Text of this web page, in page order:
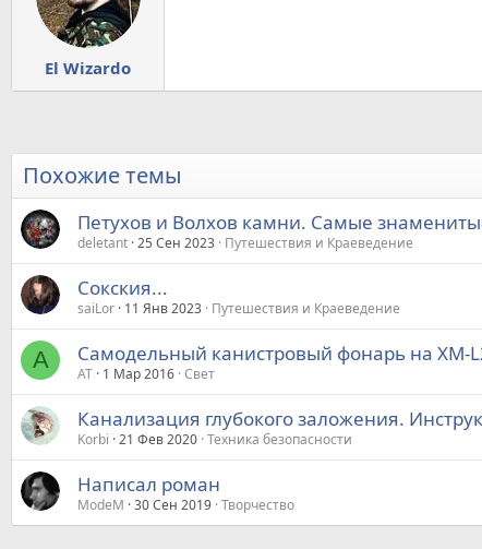
El Wizardo
Похожие темы
Петухов и Волхов камни. Самые
deletant 25 Сен 2023 Путешествия и Краеведение
Сокския...
saiLor 11 Янв 2023 Путешествия и Краеведение
А Самодельный канистровый фонарь на XM-
АТ 1 Мар 2016 Свет
Канализация глубокого заложения.
Korbi 21 Фев 2020 Техника безопасности
Написал роман
ModeM 30 Сен 2019 Творчество